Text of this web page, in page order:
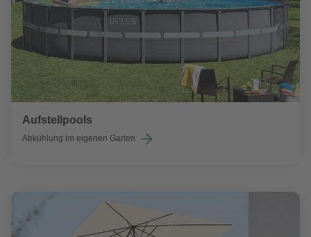
Aufstellpools
Abkühlung im eigenen Garten